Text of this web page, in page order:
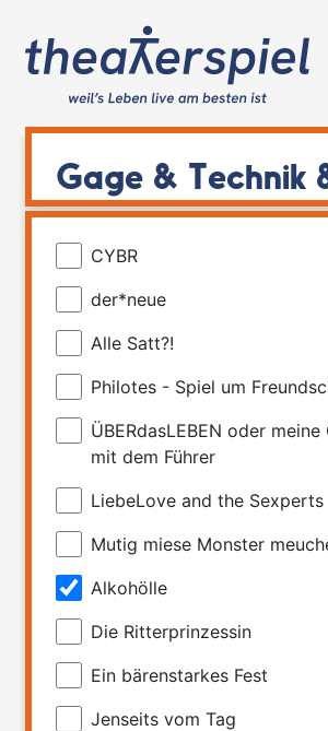
Gage & Technik
CYBR
der*neue
Alle Satt?!
Philotes - Spiel um
ÜBERdasLEBEN oder
mit dem Führer
LiebeLove and the Sexperts
Mutig miese Monster
Alkohölle
Die Ritterprinzessin
Ein bärenstarkes Fest
Jenseits vom Tag